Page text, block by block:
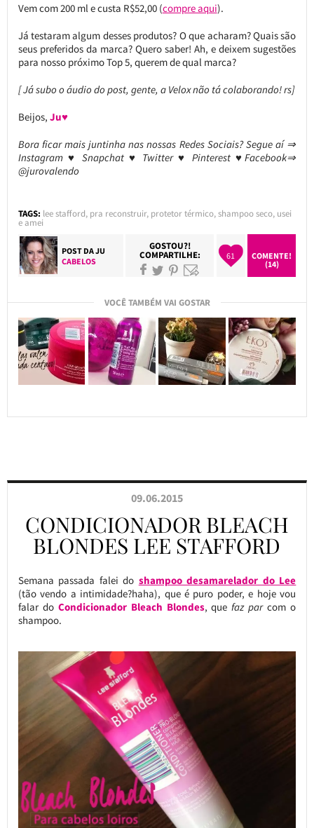
Vem com 200 ml e custa R$52,00 (compre aqui).
Já testaram algum desses produtos? O que acharam? Quais são
seus preferidos da marca? Quero saber! Ah, e deixem sugestões
para nosso próximo Top 5, querem de qual marca?
[ Já subo o áudio do post, gente, a Velox não tá colaborando! rs]
Beijos, Ju♥
Bora ficar mais juntinha nas nossas Redes Sociais? Segue aí ⇒
Instagram ♥ Snapchat ♥ Twitter ♥ Pinterest ♥Facebook⇒
@jurovalendo
TAGS: lee stafford, pra reconstruir, protetor térmico,shampoo seco, usei
e amei
POST DAJU
CABELOS
GOSTOU?!
COMPARTILHE: 61
COMENTE!
(14)
VOCÊ TAMBÉM VAI GOSTAR
09.06.2015
CONDICIONADOR BLEACH
BLONDES LEE STAFFORD
Semana passada falei do shampoo desamarelador do Lee
(tão vendo a intimidade?haha), que é puro poder, e hoje vou
falar do Condicionador Bleach Blondes, que faz parcom o
shampoo.